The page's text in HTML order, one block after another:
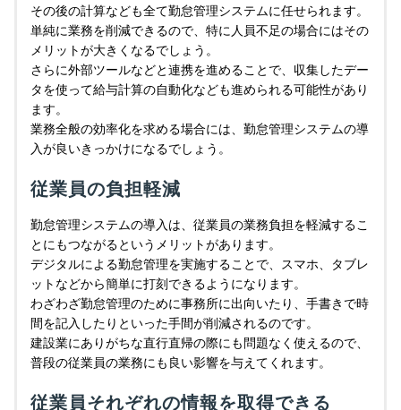
その後の計算なども全て勤怠管理システムに任せられます。
単純に業務を削減できるので、特に人員不足の場合にはその
メリットが大きくなるでしょう。
さらに外部ツールなどと連携を進めることで、収集したデー
タを使って給与計算の自動化なども進められる可能性があり
ます。
業務全般の効率化を求める場合には、勤怠管理システムの導
入が良いきっかけになるでしょう。
従業員の負担軽減
勤怠管理システムの導入は、従業員の業務負担を軽減するこ
とにもつながるというメリットがあります。
デジタルによる勤怠管理を実施することで、スマホ、タブレ
ットなどから簡単に打刻できるようになります。
わざわざ勤怠管理のために事務所に出向いたり、手書きで時
間を記入したりといった手間が削減されるのです。
建設業にありがちな直行直帰の際にも問題なく使えるので、
普段の従業員の業務にも良い影響を与えてくれます。
従業員それぞれの情報を取得できる